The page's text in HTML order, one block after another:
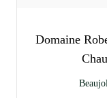
Domaine